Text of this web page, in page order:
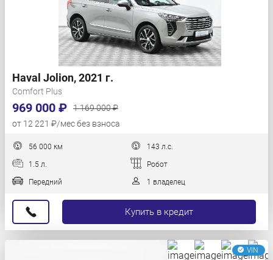
Haval Jolion, 2021 г.
Comfort Plus
969 000 ₽
1 169 000 ₽
от 12 221 ₽/мес без взноса
56 000 км 143 л.с.
1.5 л. Робот
Передний 1 владелец
Купить в кредит
VIN